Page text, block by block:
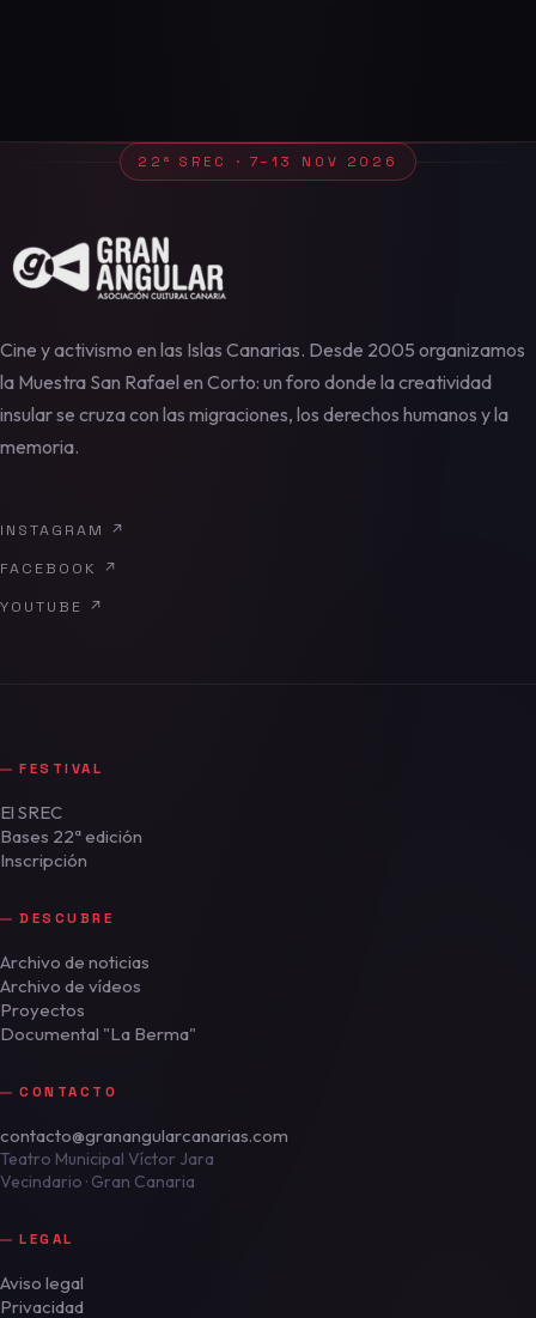
22ª SREC · 7–13 NOV 2026
Cine y activismo en las Islas Canarias. Desde 2005 organizamos
la Muestra San Rafael en Corto: un foro donde la creatividad
insular se cruza con las migraciones, los derechos humanos y la
memoria.
INSTAGRAM
↗
FACEBOOK
↗
YOUTUBE
↗
FESTIVAL
El SREC
Bases 22ª edición
Inscripción
DESCUBRE
Archivo de noticias
Archivo de vídeos
Proyectos
Documental "La Berma"
CONTACTO
contacto@granangularcanarias.com
Teatro Municipal Víctor Jara
Vecindario · Gran Canaria
LEGAL
Aviso legal
Privacidad